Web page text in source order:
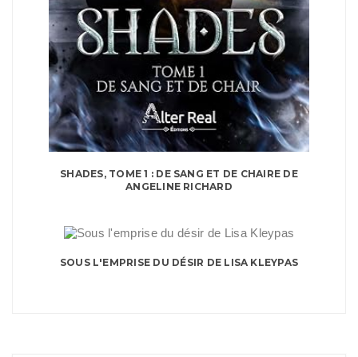
SHADES, TOME 1 : DE SANG ET DE CHAIRE DE
ANGELINE RICHARD
SOUS L'EMPRISE DU DÉSIR DE LISA KLEYPAS